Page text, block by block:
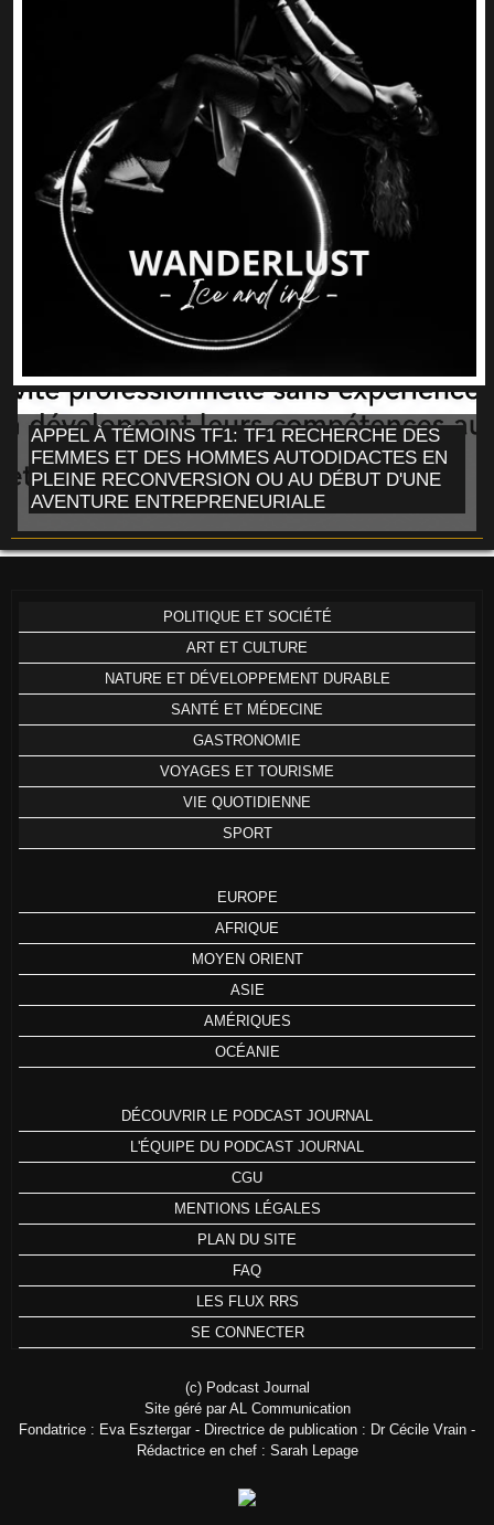
APPEL À TÉMOINS TF1: TF1 RECHERCHE DES
FEMMES ET DES HOMMES AUTODIDACTES EN
PLEINE RECONVERSION OU AU DÉBUT D'UNE
AVENTURE ENTREPRENEURIALE
POLITIQUE ET SOCIÉTÉ
ART ET CULTURE
NATURE ET DÉVELOPPEMENT DURABLE
SANTÉ ET MÉDECINE
GASTRONOMIE
VOYAGES ET TOURISME
VIE QUOTIDIENNE
SPORT
EUROPE
AFRIQUE
MOYEN ORIENT
ASIE
AMÉRIQUES
OCÉANIE
DÉCOUVRIR LE PODCAST JOURNAL
L'ÉQUIPE DU PODCAST JOURNAL
CGU
MENTIONS LÉGALES
PLAN DU SITE
FAQ
LES FLUX RRS
SE CONNECTER
(c) Podcast Journal
Site géré par AL Communication
Fondatrice : Eva Esztergar - Directrice de publication : Dr Cécile Vrain -
Rédactrice en chef : Sarah Lepage